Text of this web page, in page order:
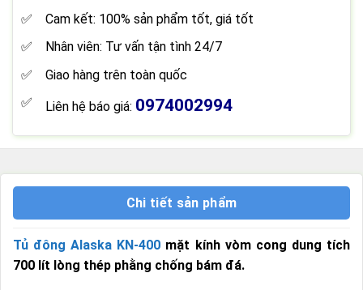
Cam kết: 100% sản phẩm tốt, giá tốt
Nhân viên: Tư vấn tận tình 24/7
Giao hàng trên toàn quốc
Liên hệ báo giá: 0974002994
Chi tiết sản phẩm
Tủ đông Alaska KN-400 mặt kính vòm cong dung tích
700 lít lòng thép phằng chống bám đá.